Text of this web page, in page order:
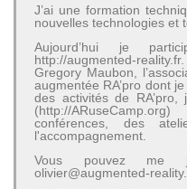
J’ai une formation
nouvelles technologies et
Aujourd’hui je
http://augmented-
Gregory Maubon,
augmentée RA’pro dont
des activités de RA’pro,
(http://
conférences, des
l'accompagnement.
Vous pouvez me
olivier@augmented-